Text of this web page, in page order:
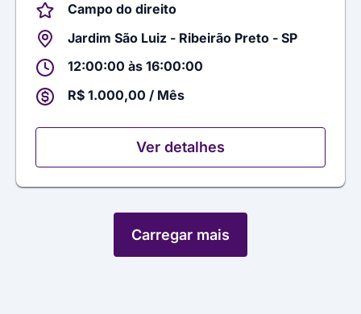
Campo do direito
Jardim São Luiz - Ribeirão Preto - SP
12:00:00 às 16:00:00
R$ 1.000,00 / Mês
Ver detalhes
Carregar mais